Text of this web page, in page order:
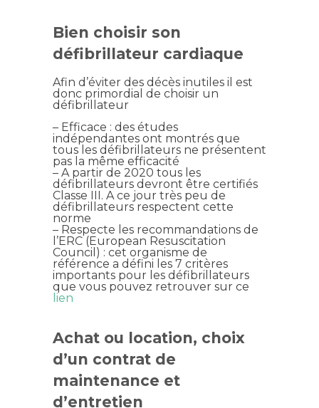
Bien choisir son
défibrillateur cardiaque
Afin d’éviter des décès inutiles il est
donc primordial de choisir un
défibrillateur
– Efficace : des études
indépendantes ont montrés que
tous les défibrillateurs ne présentent
pas la même efficacité
– A partir de 2020 tous les
défibrillateurs devront être certifiés
Classe III. A ce jour très peu de
défibrillateurs respectent cette
norme
– Respecte les recommandations de
l’ERC (European Resuscitation
Council) : cet organisme de
référence a défini les 7 critères
importants pour les défibrillateurs
que vous pouvez retrouver sur ce
lien
Achat ou location, choix
d’un contrat de
maintenance et
d’entretien